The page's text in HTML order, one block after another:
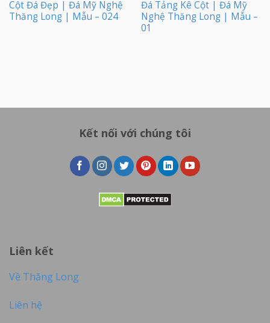
Cột Đá Đẹp | Đá Mỹ Nghệ
Thăng Long | Mẫu – 024
Đá Tảng Kê Cột | Đá Mỹ
Nghệ Thăng Long | Mẫu –
01
Kết nối với chúng tôi
Liên kết
Về Thăng Long
Liên hệ